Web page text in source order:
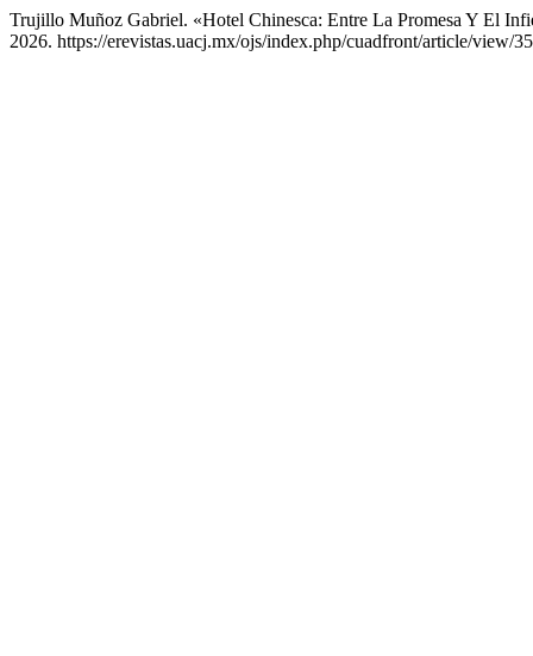
Trujillo Muñoz Gabriel. «Hotel Chinesca: Entre La Promesa Y El
2026. https://erevistas.uacj.mx/ojs/index.php/cuadfront/article/view/